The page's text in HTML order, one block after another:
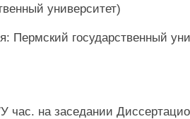
университет)
Пермский государственный
час. на заседании